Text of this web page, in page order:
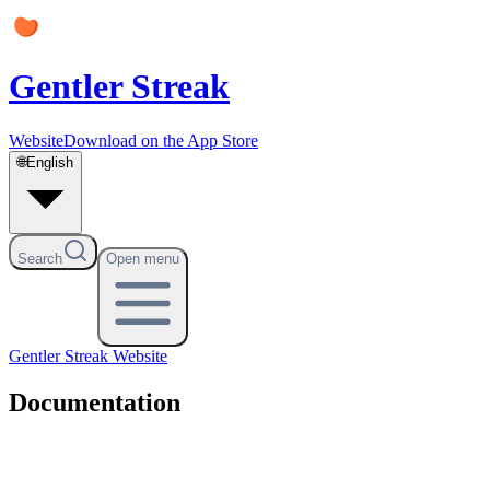
Gentler Streak
WebsiteDownload on the App Store
🌐English
Search Open menu
Gentler Streak Website
Documentation